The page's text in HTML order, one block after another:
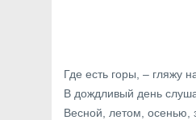
Где есть горы, – гляжу
В дождливый день
Весной, летом, осенью,